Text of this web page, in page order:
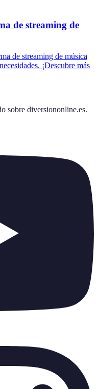
de streaming de
de streaming de música
¡Descubre más
sobre diversiononline.es.